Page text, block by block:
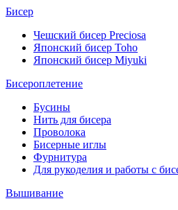
Бисер
Чешский бисер Preciosa
Японский бисер Toho
Японский бисер Miyuki
Бисероплетение
Бусины
Нить для бисера
Проволока
Бисерные иглы
Фурнитура
Для рукоделия и работы с
Вышивание